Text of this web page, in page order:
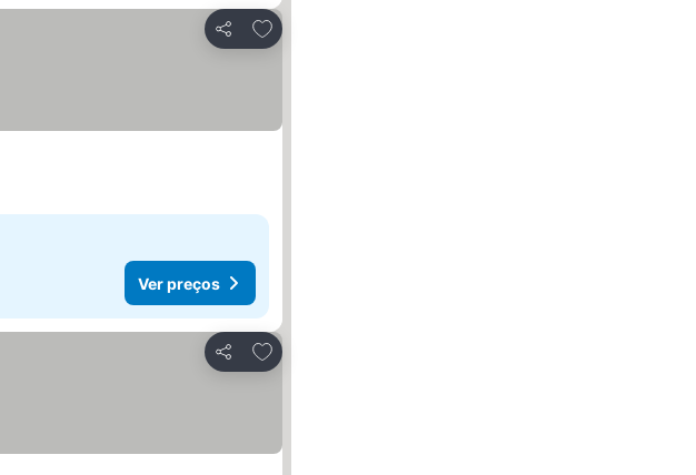
Partilhar
Adicionar aos favoritos
Ver preços
Partilhar
Adicionar aos favoritos